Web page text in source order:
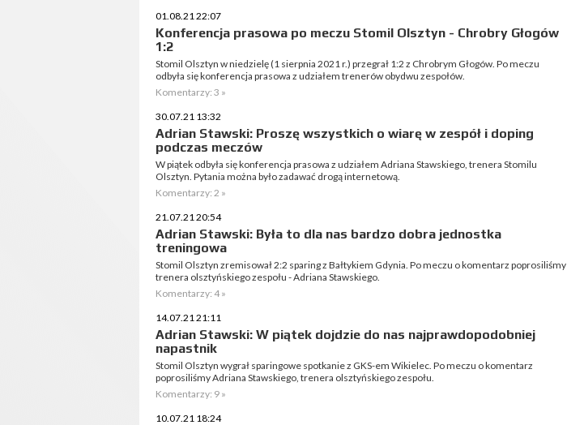
01.08.21 22:07
Konferencja prasowa po meczu Stomil Olsztyn - Chrobry Głogów
1:2
Stomil Olsztyn w niedzielę (1 sierpnia 2021 r.) przegrał 1:2 z Chrobrym Głogów. Po meczu
odbyła się konferencja prasowa z udziałem trenerów obydwu zespołów.
Komentarzy: 3 »
30.07.21 13:32
Adrian Stawski: Proszę wszystkich o wiarę w zespół i doping
podczas meczów
W piątek odbyła się konferencja prasowa z udziałem Adriana Stawskiego, trenera Stomilu
Olsztyn. Pytania można było zadawać drogą internetową.
Komentarzy: 2 »
21.07.21 20:54
Adrian Stawski: Była to dla nas bardzo dobra jednostka
treningowa
Stomil Olsztyn zremisował 2:2 sparing z Bałtykiem Gdynia. Po meczu o komentarz poprosiliśmy
trenera olsztyńskiego zespołu - Adriana Stawskiego.
Komentarzy: 4 »
14.07.21 21:11
Adrian Stawski: W piątek dojdzie do nas najprawdopodobniej
napastnik
Stomil Olsztyn wygrał sparingowe spotkanie z GKS-em Wikielec. Po meczu o komentarz
poprosiliśmy Adriana Stawskiego, trenera olsztyńskiego zespołu.
Komentarzy: 9 »
10.07.21 18:24